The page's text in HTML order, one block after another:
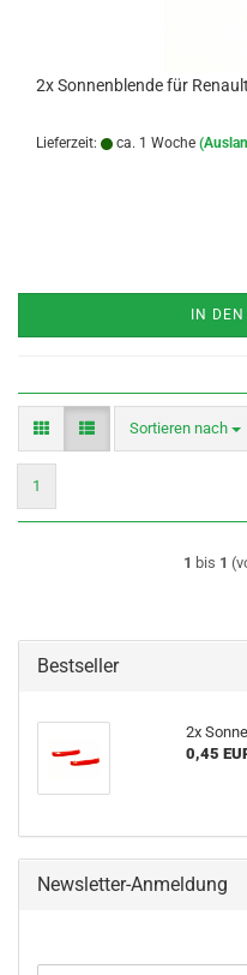
2x Sonnenblende für
Lieferzeit: ca. 1 Woche
IN
Sortieren nach
Sortieren nach
1
1 bis 1
Bestseller
2x
0,45
Newsletter-Anmeldung